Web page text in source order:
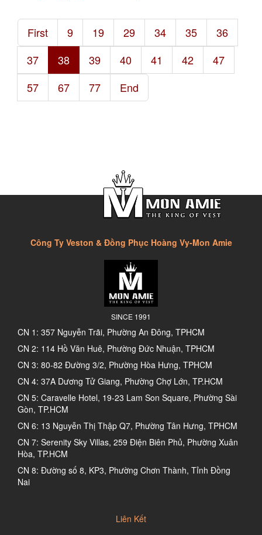
First 9 19 29 34 35
36
37
38 39 40 41 42
47
57
67 77 End
Công Ty Veston & Đồng Phục Hoàng Vy-Mon Amie
SINCE 1991
CN 1: 357 Nguyễn Trãi, Phường An Đông, TPHCM
CN 2: 114 Hồ Văn Huê, Phường Đức Nhuận, TPHCM
CN 3: 80-82 Đường 3/2, Phường Hòa Hưng, TPHCM
CN 4: 37A Dương Tử Giang, Phường Chợ Lớn, TP.HCM
CN 5: Caravelle Hotel, 19-23 Lam Son Square, Phường Sài
Gòn, TP.HCM
CN 6: 13 Nguyễn Thị Thập Q7, Phường Tân Hưng, TPHCM
CN 7: Serenity Sky Villas, 259 Điện Biên Phủ, Phường Xuân
Hòa, TP.HCM
CN 8: Đường số 8, KP3, Phường Chơn Thành, Tỉnh Đồng
Nai
Liên Kết